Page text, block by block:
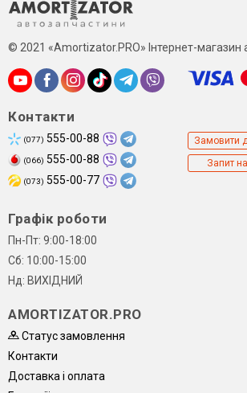
© 2021 «Amortizator.PRO» Інтернет-магазин
Контакти
(077) 555-00-88
(066) 555-00-88
(073) 555-00-77
Замовити
Запит
Графік роботи
Пн-Пт: 9:00-18:00
Сб: 10:00-15:00
Нд: ВИХІДНИЙ
AMORTIZATOR.PRO
Статус замовлення
Контакти
Доставка і оплата